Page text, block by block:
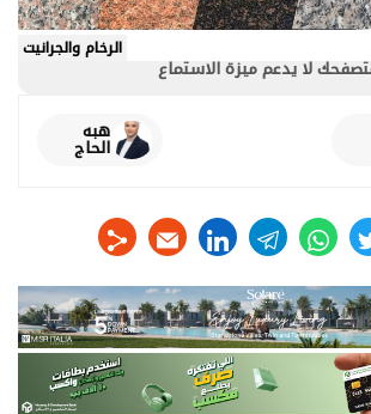
الرخام والجرانيت
لا يدعم ميزة الاستماع
هبه
الحاج
whats
telegram
linkedin